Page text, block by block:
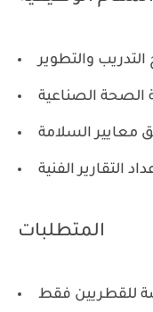
المتطلبات